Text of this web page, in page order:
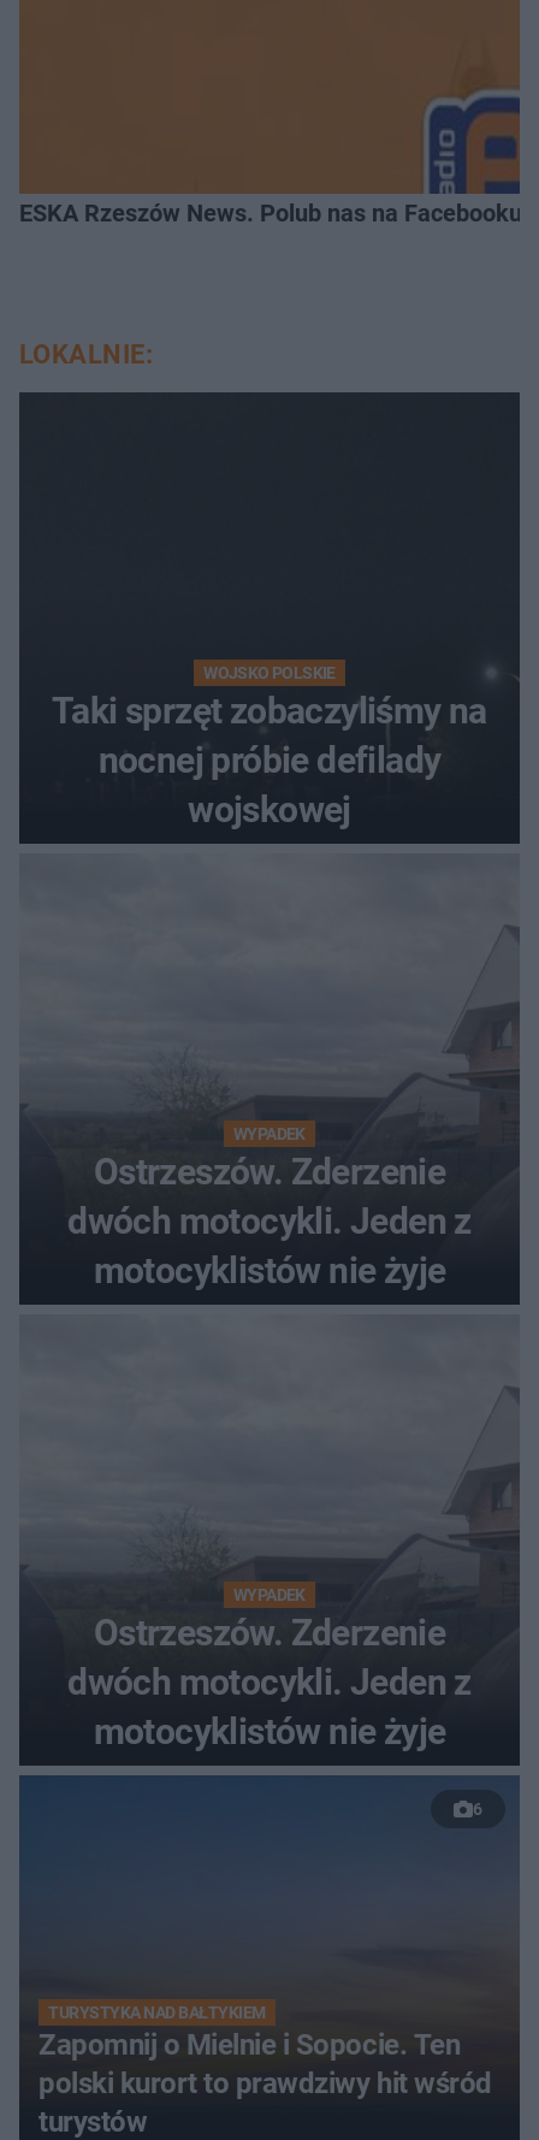
ESKA Rzeszów News. Polub nas na Facebooku!
LOKALNIE:
WOJSKO POLSKIE
Taki sprzęt zobaczyliśmy na
nocnej próbie defilady
wojskowej
WYPADEK
Ostrzeszów. Zderzenie
dwóch motocykli. Jeden z
motocyklistów nie żyje
WYPADEK
Ostrzeszów. Zderzenie
dwóch motocykli. Jeden z
motocyklistów nie żyje
6
TURYSTYKA NAD BAŁTYKIEM
Zapomnij o Mielnie i Sopocie. Ten
polski kurort to prawdziwy hit wśród
turystów